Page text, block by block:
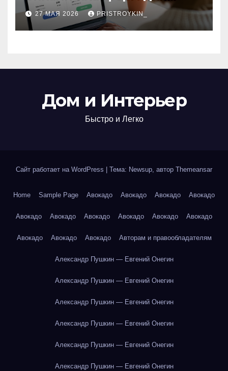
поиска авиабилетов и
железнодорожных
билетов
27 МАЯ 2026 PRISTROYKIN_
Дом и Интерьер
Быстро и Легко
Сайт работает на WordPress Тема: Newsup, автор Themeansar
Home Sample Page Авокадо Авокадо Авокадо Авокадо
Авокадо Авокадо Авокадо Авокадо Авокадо Авокадо
Авокадо Авокадо Авокадо Авторам и правообладателям
Александр Пушкин — Евгений Онегин
Александр Пушкин — Евгений Онегин
Александр Пушкин — Евгений Онегин
Александр Пушкин — Евгений Онегин
Александр Пушкин — Евгений Онегин
Александр Пушкин — Евгений Онегин